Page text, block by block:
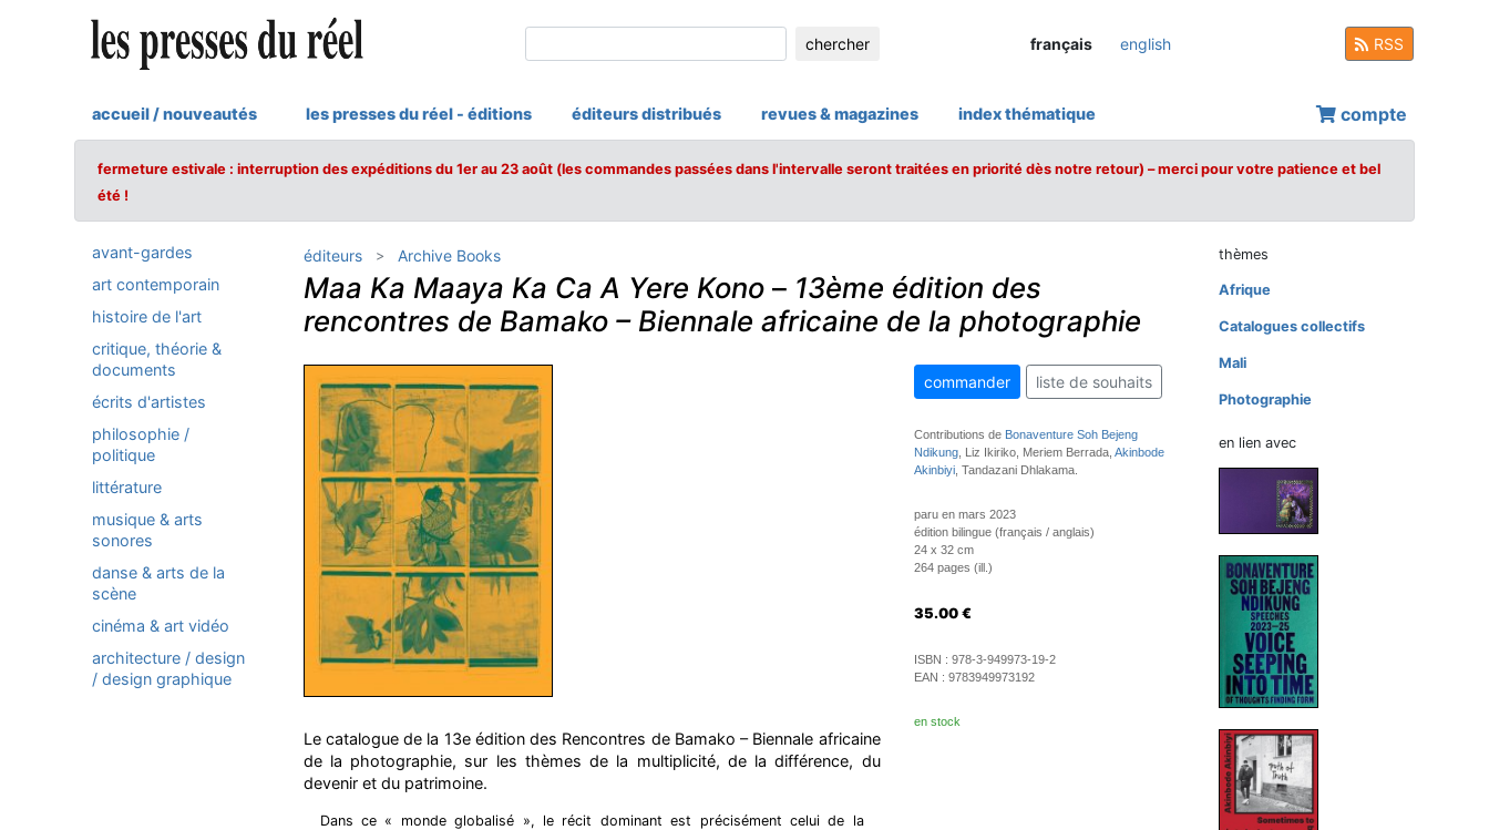
chercher français english RSS
accueil / nouveautés les presses du réel - éditions éditeurs distribués revues & magazines index thématique compte
fermeture estivale : interruption des expéditions du 1er au 23 août (les commandes passées dans l'intervalle seront traitées en priorité dès notre retour) – merci pour votre patience et bel
été !
avant-gardes
art contemporain
histoire de l'art
critique, théorie &
documents
écrits d'artistes
philosophie /
politique
littérature
musique & arts
sonores
danse & arts de la
scène
cinéma & art vidéo
architecture / design
/ design graphique
éditeurs Archive Books
Maa Ka Maaya Ka Ca A Yere Kono– 13ème édition des
rencontres de Bamako – Biennale africaine de la photographie
Le catalogue de la 13e édition des Rencontres de Bamako – Biennale africaine
de la photographie, sur les thèmes de la multiplicité, de la différence, du
devenir et du patrimoine.
Dans ce « monde globalisé », le récit dominant est précisément celui de la
commander liste de souhaits
Contributions de Bonaventure Soh Bejeng
Ndikung, Liz Ikiriko, Meriem Berrada, Akinbode
Akinbiyi, Tandazani Dhlakama.
paru en mars 2023
édition bilingue (français / anglais)
24 x 32 cm
264 pages (ill.)
35.00 €
ISBN : 978-3-949973-19-2
EAN : 9783949973192
en stock
thèmes
Afrique
Catalogues collectifs
Mali
Photographie
en lien avec